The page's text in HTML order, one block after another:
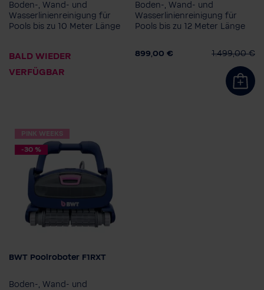
Boden-, Wand- und
Wasserlinienreinigung für
Pools bis zu 10 Meter Länge
BALD WIEDER
VERFÜGBAR
Boden-, Wand- und
Wasserlinienreinigung für
Pools bis zu 12 Meter Länge
899,00 € 1.499,00 €
PINK WEEKS
-30 %
Modell
BWT Poolroboter F1RXT
Boden-, Wand- und